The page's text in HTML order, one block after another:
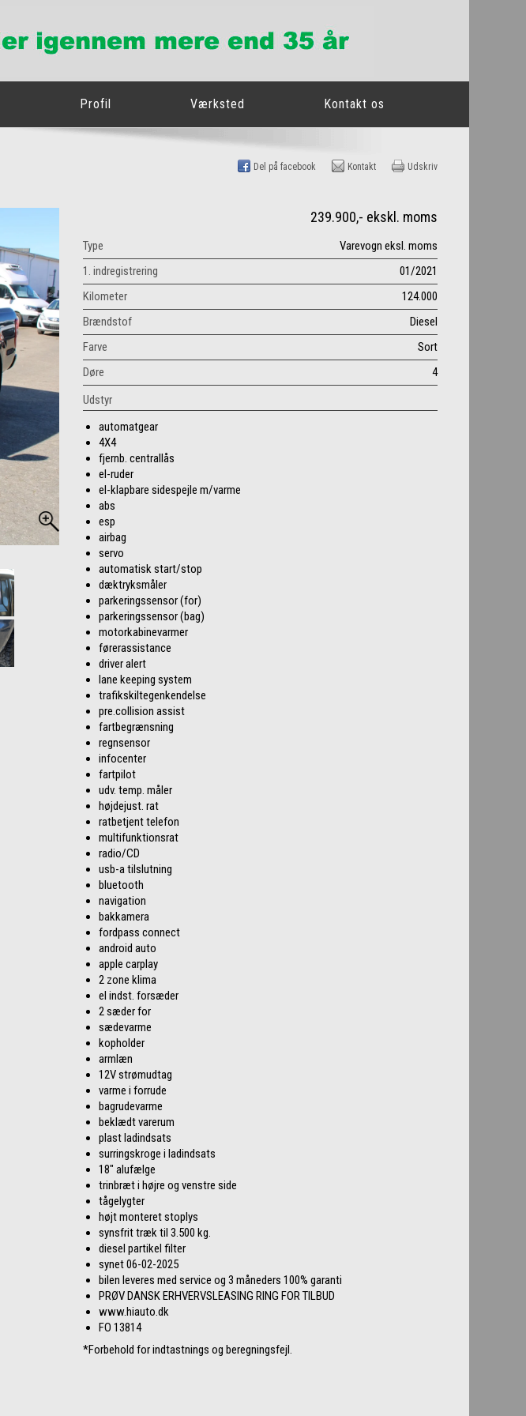
Profil Værksted Kontakt os
Del på facebook Kontakt Udskriv
239.900,- ekskl. moms
Type
Varevogn eksl. moms
1. indregistrering
01/2021
Kilometer
124.000
Brændstof
Diesel
Farve
Sort
Døre
4
Udstyr
automatgear
4X4
fjernb. centrallås
el-ruder
el-klapbare sidespejle m/varme
abs
esp
airbag
servo
automatisk start/stop
dæktryksmåler
parkeringssensor (for)
parkeringssensor (bag)
motorkabinevarmer
førerassistance
driver alert
lane keeping system
trafikskiltegenkendelse
pre.collision assist
fartbegrænsning
regnsensor
infocenter
fartpilot
udv. temp. måler
højdejust. rat
ratbetjent telefon
multifunktionsrat
radio/CD
usb-a tilslutning
bluetooth
navigation
bakkamera
fordpass connect
android auto
apple carplay
2 zone klima
el indst. forsæder
2 sæder for
sædevarme
kopholder
armlæn
12V strømudtag
varme i forrude
bagrudevarme
beklædt varerum
plast ladindsats
surringskroge i ladindsats
18" alufælge
trinbræt i højre og venstre side
tågelygter
højt monteret stoplys
synsfrit træk til 3.500 kg.
diesel partikel filter
synet 06-02-2025
bilen leveres med service og 3 måneders 100% garanti
PRØV DANSK ERHVERVSLEASING RING FOR TILBUD
www.hiauto.dk
FO 13814
*Forbehold for indtastnings og beregningsfejl.